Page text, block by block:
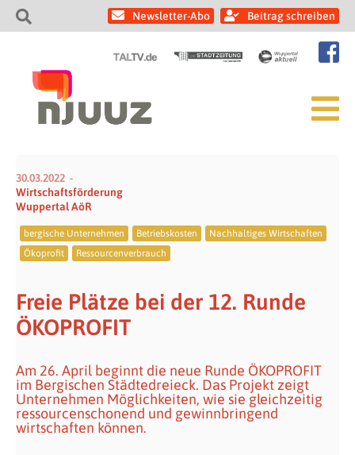
Newsletter-Abo Beitrag schreiben
30.03.2022
Wirtschaftsförderung
Wuppertal AöR
bergische Unternehmen Betriebskosten
Nachhaltiges Wirtschaften
Ökoprofit
Ressourcenverbrauch
Freie Plätze bei der 12. Runde
ÖKOPROFIT
Am 26. April beginnt die neue Runde ÖKOPROFIT
im Bergischen Städtedreieck. Das Projekt zeigt
Unternehmen Möglichkeiten, wie sie gleichzeitig
ressourcenschonend und gewinnbringend
wirtschaften können.